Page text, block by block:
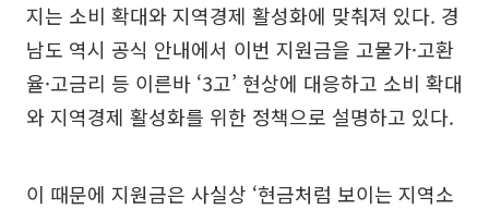
지는 소비 확대와 지역경제 활성화에 맞춰져 있다. 경
남도 역시 공식 안내에서 이번 지원금을 고물가·고환
율·고금리 등 이른바 ‘3고’ 현상에 대응하고 소비 확대
와 지역경제 활성화를 위한 정책으로 설명하고 있다.
이 때문에 지원금은 사실상 ‘현금처럼 보이는 지역소